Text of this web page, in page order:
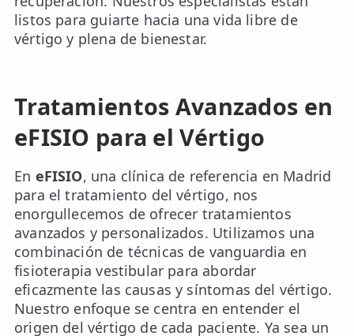
listos para guiarte hacia una vida libre de
vértigo y plena de bienestar.
Tratamientos Avanzados en
eFISIO para el Vértigo
En eFISIO, una clínica de referencia en Madrid
para el tratamiento del vértigo, nos
enorgullecemos de ofrecer tratamientos
avanzados y personalizados. Utilizamos una
combinación de técnicas de vanguardia en
fisioterapia vestibular para abordar
eficazmente las causas y síntomas del vértigo.
Nuestro enfoque se centra en entender el
origen del vértigo de cada paciente. Ya sea un